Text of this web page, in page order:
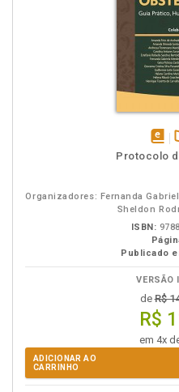
Protocolo
Organizadores: Fernanda
Sheldon
ISBN:
Publicado
VERSÃO
deR$
R$
em 4x
ADICIONAR AO
CARRINHO